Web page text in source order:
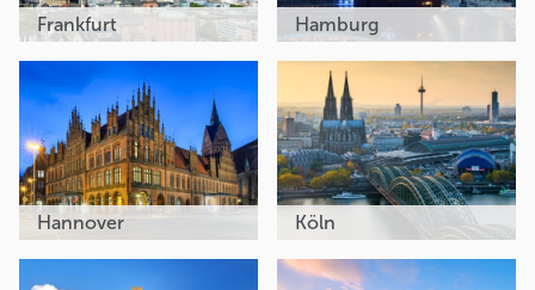
Frankfurt Hamburg
Hannover Köln